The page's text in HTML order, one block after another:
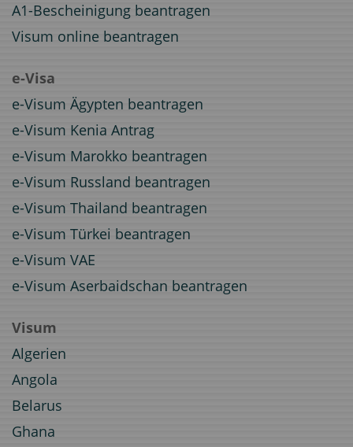
A1-Bescheinigung beantragen
Visum online beantragen
e-Visa
e-Visum Ägypten beantragen
e-Visum Kenia Antrag
e-Visum Marokko beantragen
e-Visum Russland beantragen
e-Visum Thailand beantragen
e-Visum Türkei beantragen
e-Visum VAE
e-Visum Aserbaidschan beantragen
Visum
Algerien
Angola
Belarus
Ghana